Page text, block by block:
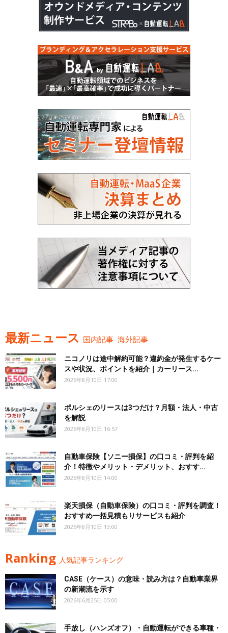
最新ニュース 国内記事 海外記事
ニコノリは途中解約可能？違約金が発生するケー
スや状況、ポイントを紹介｜カーリース...
2026年8月10日 17:00
ポルシェのリースは3つだけ？月額・法人・中古
を解説
2026年8月10日 16:57
自動車保険【ソニー損保】の口コミ・評判を紹
介！特徴やメリット・デメリット、おすす...
2026年8月10日 14:00
楽天損保（自動車保険）の口コミ・評判を調査！
おすすめ一括見積もりサービスも紹介
2026年8月10日 13:00
Ranking 人気記事ランキング
CASE（ケース）の意味・読み方は？自動車業界
の新潮流を示す
2026年6月25日 05:00
手放し（ハンズオフ）・自動運転ができる車種・